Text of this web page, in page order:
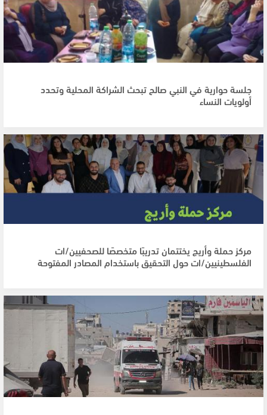
جلسة حوارية في النبي صالح تبحث الشراكة المحلية وتحدد
أولويات النساء
مركز حملة وأريج يختتمان تدريبًا متخصصًا للصحفيين/ات
الفلسطينيين/ات حول التحقيق باستخدام المصادر المفتوحة